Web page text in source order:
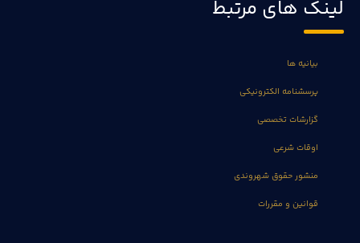
لینک های مرتبط
بیانیه ها
پرسشنامه الکترونیکی
گزارشات تخصصی
اوقات شرعی
منشور حقوق شهروندی
قوانین و مقررات